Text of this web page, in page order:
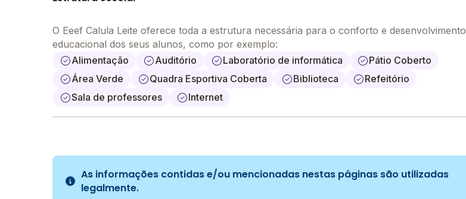
O Eeef Calula Leite oferece toda a estrutura necessária para o conforto e desenvolvimento
educacional dos seus alunos, como por exemplo:
Alimentação
Auditório Laboratório de informática
Pátio Coberto
Área Verde
Quadra Esportiva Coberta Biblioteca
Refeitório
Sala de professores
Internet
As informações contidas e/ou mencionadas nestas páginas são utilizadas
legalmente.